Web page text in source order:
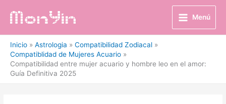
Menú
Inicio Astrologia
Compatibilidad Zodiacal
Compatiblidad de Mujeres Acuario
Compatibilidad entre mujer acuario y hombre leo en el amor:
Guía Definitiva 2025